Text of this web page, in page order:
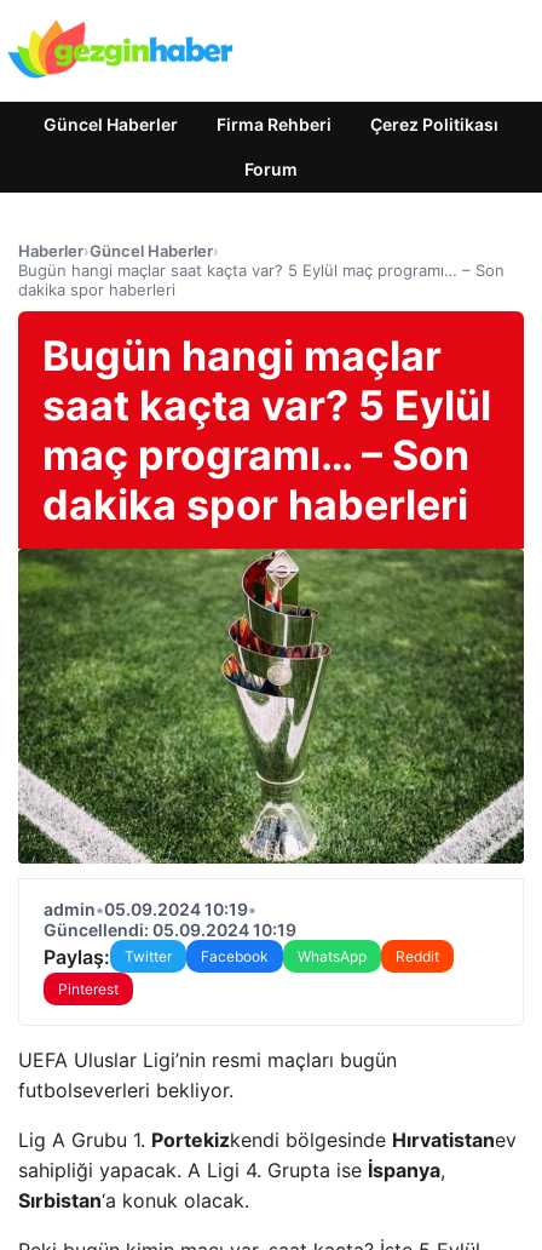
Güncel Haberler Firma Rehberi Çerez Politikası
Forum
Haberler›Güncel Haberler›
Bugün hangi maçlar saat kaçta var? 5 Eylül maç programı… – Son
dakika spor haberleri
Bugün hangi maçlar
saat kaçta var? 5 Eylül
maç programı… – Son
dakika spor haberleri
admin•05.09.2024 10:19•
Güncellendi: 05.09.2024 10:19
Paylaş: Twitter Facebook WhatsApp
Reddit
Pinterest
UEFA Uluslar Ligi’nin resmi maçları bugün
futbolseverleri bekliyor.
Lig A Grubu 1. Portekizkendi bölgesinde Hırvatistanev
sahipliği yapacak. A Ligi 4. Grupta ise İspanya,
Sırbistan‘a konuk olacak.